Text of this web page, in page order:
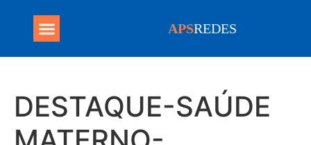
APSREDES
DESTAQUE-SAÚDE